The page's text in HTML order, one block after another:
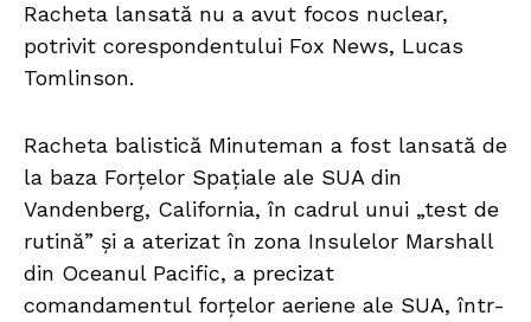
Racheta lansată nu a avut focos nuclear,
potrivit corespondentului Fox News, Lucas
Tomlinson.
Racheta balistică Minuteman a fost lansată de
la baza Forțelor Spațiale ale SUA din
Vandenberg, California, în cadrul unui „test de
rutină” și a aterizat în zona Insulelor Marshall
din Oceanul Pacific, a precizat
comandamentul forțelor aeriene ale SUA, într-